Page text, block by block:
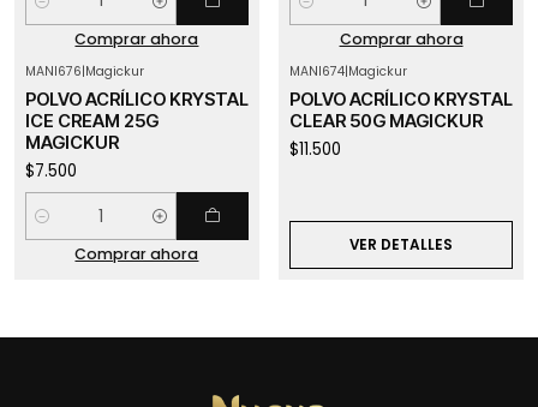
Cantidad
Comprar ahora
Cantidad
Comprar ahora
MANI676|Magickur
POLVO ACRÍLICO KRYSTAL
ICE CREAM 25G
MAGICKUR
$7.500
Cantidad
Comprar ahora
MANI674|Magickur
POLVO ACRÍLICO KRYSTAL
CLEAR 50G MAGICKUR
$11.500
VER DETALLES